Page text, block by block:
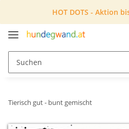
HOT DOTS - Aktion
Tierisch gut - bunt gemischt